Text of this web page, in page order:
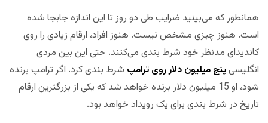
همانطور که می‌بینید ضرایب طی دو روز تا این اندازه جابجا شده
است. هنوز چیزی مشخص نیست. هنوز افراد، ارقام زیادی را روی
کاندیدای مدنظر خود شرط بندی می‌کنند. حتی این بین مردی
انگلیسیپنج میلیون دلار روی ترامپ شرط بندی کرد. اگر ترامپ برنده
شود، او 15 میلیون دلار برنده خواهد شد که یکی از بزرگترین ارقام
تاریخ در شرط بندی برای یک رویداد خواهد بود.